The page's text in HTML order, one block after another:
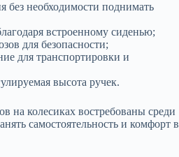
без необходимости поднимать
встроенному сиденью;
для безопасности;
для транспортировки и
высота ручек.
на колесиках востребованы среди
самостоятельность и комфорт в